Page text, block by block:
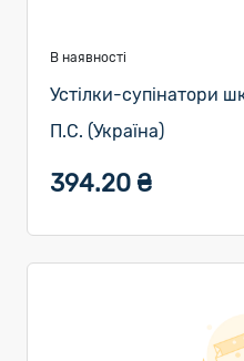
В наявності
Устілки-супінатори
П.С. (Україна)
394.20 ₴